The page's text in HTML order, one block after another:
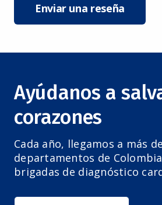
Enviar una reseña
Ayúdanos a
corazones
Cada año, llegamos a más
departamentos de
brigadas de diagnóstico